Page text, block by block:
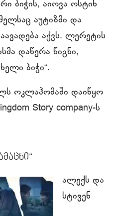
ბიჭის, აიოვა ოსტინ
აუტიზმი და
აქვს. ლერეტის
დაწერა წიგნი,
ბიჭი“.
ოკლაჰომაში დაიწყო
Story company-ს
ალექს და
სტივენ